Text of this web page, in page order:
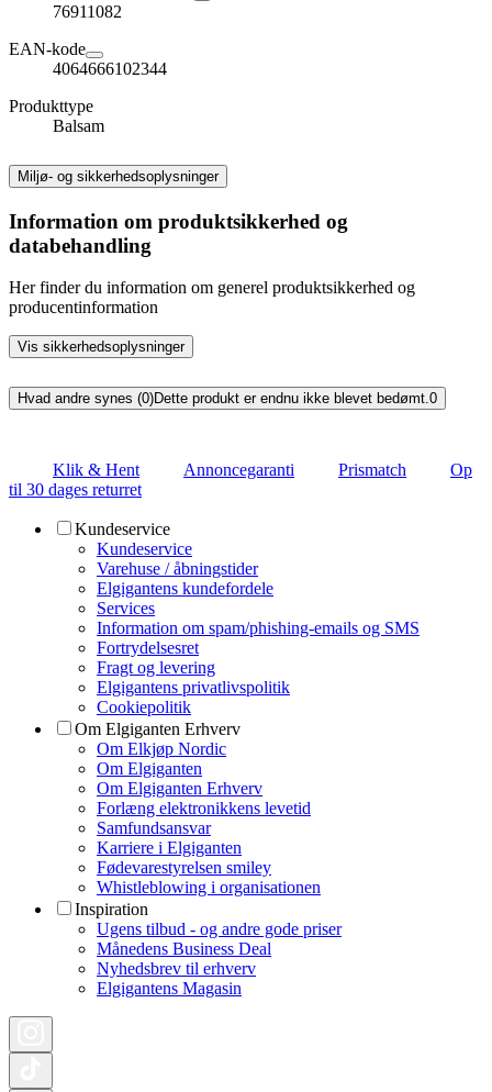
76911082
EAN-kode
4064666102344
Produkttype
Balsam
Miljø- og sikkerhedsoplysninger
Information om produktsikkerhed og
databehandling
Her finder du information om generel produktsikkerhed og
producentinformation
Vis sikkerhedsoplysninger
Hvad andre synes (0)Dette produkt er endnu ikke blevet bedømt.0
Klik & Hent Annoncegaranti Prismatch
Op
til 30 dages returret
Kundeservice
Kundeservice
Varehuse / åbningstider
Elgigantens kundefordele
Services
Information om spam/phishing-emails og SMS
Fortrydelsesret
Fragt og levering
Elgigantens privatlivspolitik
Cookiepolitik
Om Elgiganten Erhverv
Om Elkjøp Nordic
Om Elgiganten
Om Elgiganten Erhverv
Forlæng elektronikkens levetid
Samfundsansvar
Karriere i Elgiganten
Fødevarestyrelsen smiley
Whistleblowing i organisationen
Inspiration
Ugens tilbud - og andre gode priser
Månedens Business Deal
Nyhedsbrev til erhverv
Elgigantens Magasin